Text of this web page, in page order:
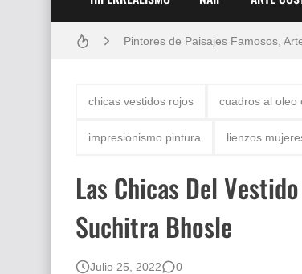
Frutas y Flores Para Colorear
Pintores de Paisajes Famosos,
San Valentín Dibujos a Lápiz del
Rostros Bellos, La Perfección del
Fotos Artísticas de las Actrices de
chicas vestidos rojos cuadros al oleo
impresionismo pintura lienzos
Las Chicas Del
Suchitra Bhosle
Julio 25, 2022 0